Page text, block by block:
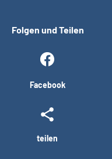
Folgen und Teilen
Facebook
teilen